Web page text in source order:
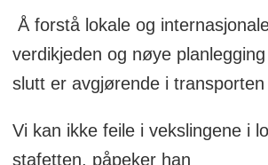
Å forstå lokale og
verdikjeden og nøye
slutt er avgjørende i
Vi kan ikke feile i vekslingene i
stafetten, påpeker han